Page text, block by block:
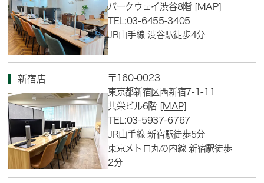
パークウェイ渋谷8階 [MAP]
TEL:03-6455-3405
JR山手線 渋谷駅徒歩4分
新宿店
〒160-0023
東京都新宿区西新宿7-1-11
共栄ビル6階 [MAP]
TEL:03-5937-6767
JR山手線 新宿駅徒歩5分
東京メトロ丸の内線 新宿駅徒歩
2分